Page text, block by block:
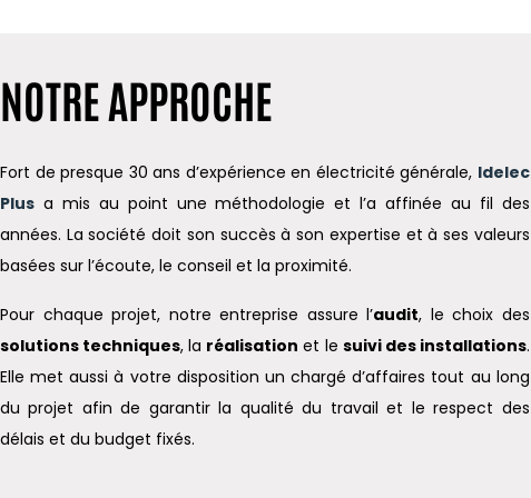
NOTRE APPROCHE
Fort de presque 30 ans d’expérience en électricité générale, Idelec
Plus a mis au point une méthodologie et l’a affinée au fil des
années. La société doit son succès à son expertise et à ses valeurs
basées sur l’écoute, le conseil et la proximité.
Pour chaque projet, notre entreprise assure l’audit, le choix des
solutions techniques, la réalisation et le suivi des installations.
Elle met aussi à votre disposition un chargé d’affaires tout au long
du projet afin de garantir la qualité du travail et le respect des
délais et du budget fixés.